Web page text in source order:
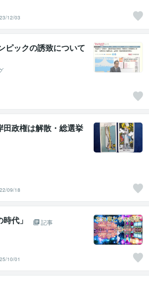
12/03
ピックの誘致について
政権は解散・総選挙
09/18
代」
記事
10/01